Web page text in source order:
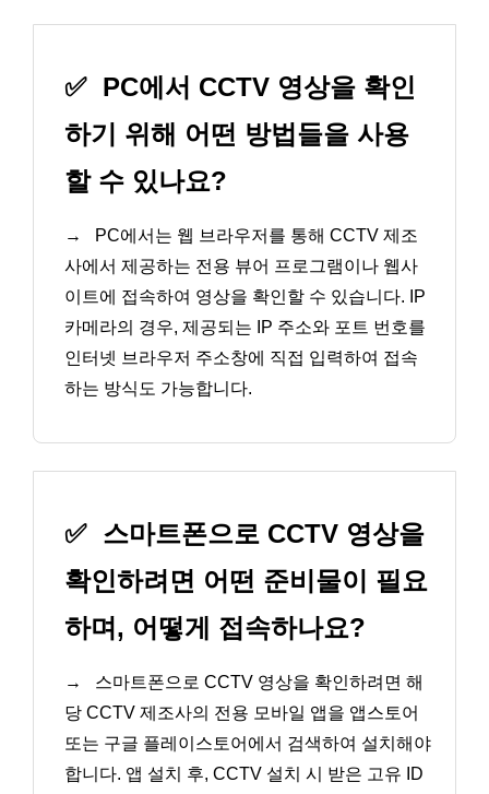
✅ PC에서 CCTV 영상을 확인
하기 위해 어떤 방법들을 사용
할 수 있나요?
→
PC에서는 웹 브라우저를 통해 CCTV 제조
사에서 제공하는 전용 뷰어 프로그램이나 웹사
이트에 접속하여 영상을 확인할 수 있습니다. IP
카메라의 경우, 제공되는 IP 주소와 포트 번호를
인터넷 브라우저 주소창에 직접 입력하여 접속
하는 방식도 가능합니다.
✅ 스마트폰으로 CCTV 영상을
확인하려면 어떤 준비물이 필요
하며, 어떻게 접속하나요?
→
스마트폰으로 CCTV 영상을 확인하려면 해
당 CCTV 제조사의 전용 모바일 앱을 앱스토어
또는 구글 플레이스토어에서 검색하여 설치해야
합니다. 앱 설치 후, CCTV 설치 시 받은 고유 ID